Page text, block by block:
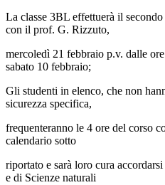
La classe 3BL effettuerà il
con il prof. G. Rizzuto,
mercoledì 21 febbraio p.v. dalle
sabato 10 febbraio;
Gli studenti in elenco, che non
sicurezza specifica,
frequenteranno le 4 ore del corso
calendario sotto
riportato e sarà loro cura
e di Scienze naturali